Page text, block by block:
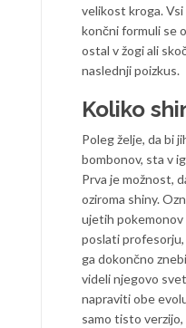
velikost kroga.
končni formuli se
ostal v žogi ali
naslednji poizkus.
Koliko
Poleg želje, da bi
bombonov, sta v
Prva je možnost,
oziroma shiny.
ujetih pokemonov
poslati
ga dokončno
videli njegovo
napraviti obe
samo tisto